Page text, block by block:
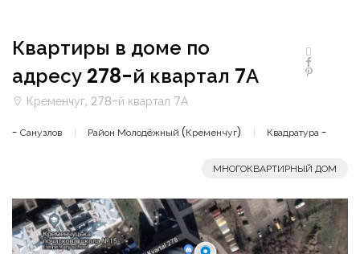
Квартиры в доме по
адресу 278-й квартал 7А
Кременчуг, 278-й квартал 7А
- Санузлов Район Молодёжный (Кременчуг) Квадратура -
МНОГОКВАРТИРНЫЙ ДОМ